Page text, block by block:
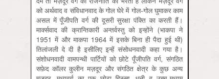
को अर्थवाद व संविधानवाद के गोल घेरे में गोल-गोल घुमाकर काम
असल में पूँजीपति वर्ग की दूसरी सुरक्षा पंक्ति का करती हैं।
मार्क्सवाद की क्रान्तिकारी अन्तर्वस्तु को इन्होंने (भाकपा ने
1951 में और माकपा 1964 में इसके बिना ही पैदा हुई थी)
तिलांजली दे दी है इसीलिए इन्हें संसोधनवादी कहा गया है।
संशोधनवादी वामपन्थी पार्टियों को छोटे पूँजीपति वर्ग, संगठित
सफ़ेद कॉलर कुलीन मज़दूर और संगठित क्षेत्र के कुछ अन्य